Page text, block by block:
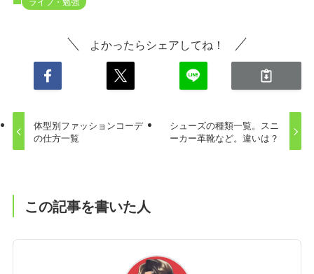
よかったらシェアしてね！
体型別ファッションコーデ
の仕方一覧
シューズの種類一覧。スニ
ーカー革靴など。違いは？
この記事を書いた人